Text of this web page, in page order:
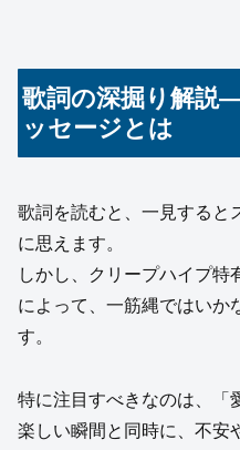
歌詞の深掘り解説
ッセージとは
歌詞を読むと、一見すると
に思えます。
しかし、クリープハイプ特
によって、一筋縄ではいか
す。
特に注目すべきなのは、「
楽しい瞬間と同時に、不安